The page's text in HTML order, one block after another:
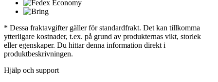
* Dessa fraktavgifter gäller för standardfrakt. Det kan tillkomma
ytterligare kostnader, t.ex. på grund av produkternas vikt, storlek
eller egenskaper. Du hittar denna information direkt i
produktbeskrivningen.
Hjälp och support